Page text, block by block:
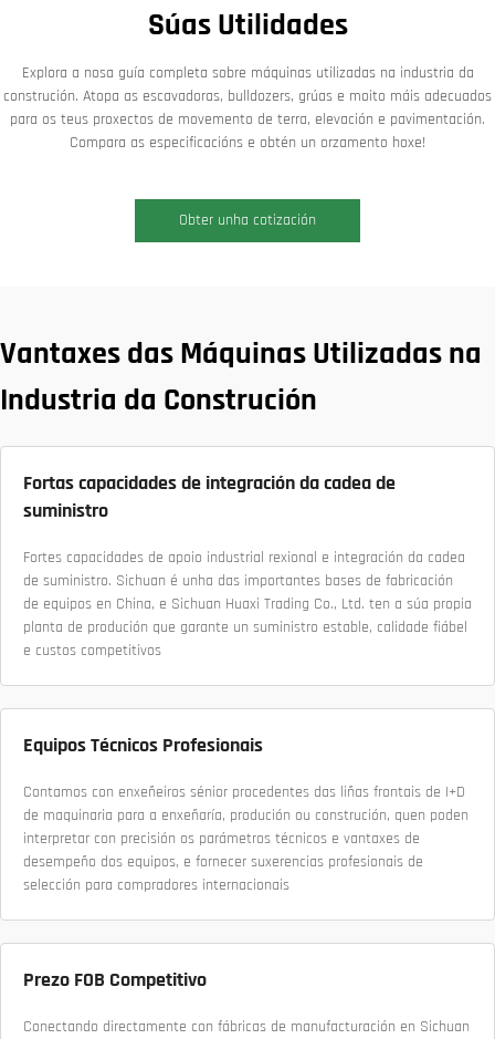
Súas Utilidades
Explora a nosa guía completa sobre máquinas utilizadas na industria da
construción. Atopa as escavadoras, bulldozers, grúas e moito máis adecuados
para os teus proxectos de movemento de terra, elevación e pavimentación.
Compara as especificacións e obtén un orzamento hoxe!
Obter unha cotización
Vantaxes das Máquinas Utilizadas na
Industria da Construción
Fortas capacidades de integración da cadea de
suministro
Fortes capacidades de apoio industrial rexional e integración da cadea
de suministro. Sichuan é unha das importantes bases de fabricación
de equipos en China, e Sichuan Huaxi Trading Co., Ltd. ten a súa propia
planta de produción que garante un suministro estable, calidade fiábel
e custos competitivos
Equipos Técnicos Profesionais
Contamos con enxeñeiros sénior procedentes das liñas frontais de I+D
de maquinaria para a enxeñaría, produción ou construción, quen poden
interpretar con precisión os parámetros técnicos e vantaxes de
desempeño dos equipos, e fornecer suxerencias profesionais de
selección para compradores internacionais
Prezo FOB Competitivo
Conectando directamente con fábricas de manufacturación en Sichuan